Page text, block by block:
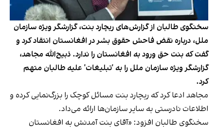
سخنگوی طالبان از گزارش‌های ریچارد بنت، گزارشگر ویژه سازمان
ملل، درباره نقض فاحش حقوق بشر در افغانستان انتقاد کرد و
گفت که بنت حق ورود به افغانستان را ندارد. ذبیح‌الله مجاهد،
گزارشگر ویژه سازمان ملل را به 'تبلیغات' علیه طالبان متهم
کرد.
مجاهد ادعا کرد که ریچارد بنت مسائل کوچک را بزرگ‌نمایی کرده و
اطلاعات نادرستی به سایر سازمان‌ها ارائه می‌داد.
سخنگوی طالبان افزود: «آقای بنت آمدنش به افغانستان